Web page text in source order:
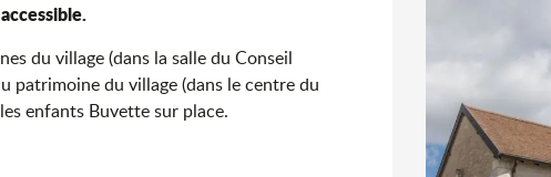
du village (dans la salle du Conseil
patrimoine du village (dans le centre du
enfants Buvette sur place.